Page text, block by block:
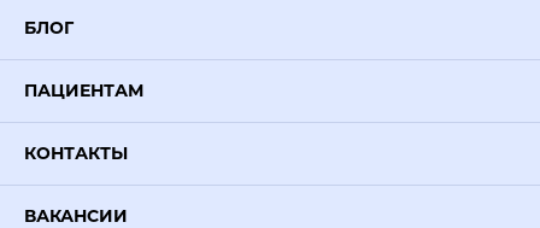
БЛОГ
ПАЦИЕНТАМ
КОНТАКТЫ
ВАКАНСИИ